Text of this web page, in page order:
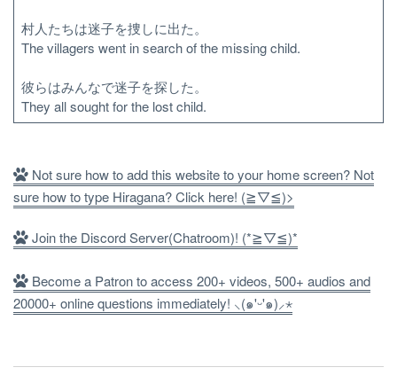
村人たちは迷子を捜しに出た。
The villagers went in search of the missing child.
彼らはみんなで迷子を探した。
They all sought for the lost child.
Not sure how to add this website to your home screen? Not
sure how to type Hiragana? Click here! (≧▽≦)>
Join the Discord Server(Chatroom)! (*≧▽≦)*
Become a Patron to access 200+ videos, 500+ audios and
20000+ online questions immediately! ⸜(๑'ᵕ'๑)⸝⋆